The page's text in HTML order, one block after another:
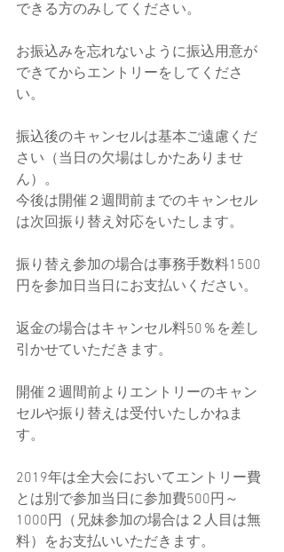
できる方のみしてください。
お振込みを忘れないように振込用意が
できてからエントリーをしてくださ
い。
振込後のキャンセルは基本ご遠慮くだ
さい（当日の欠場はしかたありませ
ん）。
今後は開催２週間前までのキャンセル
は次回振り替え対応をいたします。
振り替え参加の場合は事務手数料1500
円を参加日当日にお支払いください。
返金の場合はキャンセル料50％を差し
引かせていただきます。
開催２週間前よりエントリーのキャン
セルや振り替えは受付いたしかねま
す。
2019年は全大会においてエントリー費
とは別で参加当日に参加費500円～
1000円（兄妹参加の場合は２人目は無
料）をお支払いいただきます。